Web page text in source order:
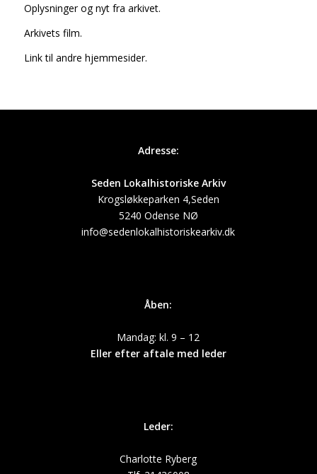
Oplysninger og nyt fra arkivet.
Arkivets film.
Link til andre hjemmesider.
Adresse:
Seden Lokalhistoriske Arkiv
Krogsløkkeparken 4,Seden
5240 Odense NØ
info@sedenlokalhistoriskearkiv.dk
Åben:
Mandag: kl. 9 – 12
Eller efter aftale med leder
Leder:
Charlotte Ryberg